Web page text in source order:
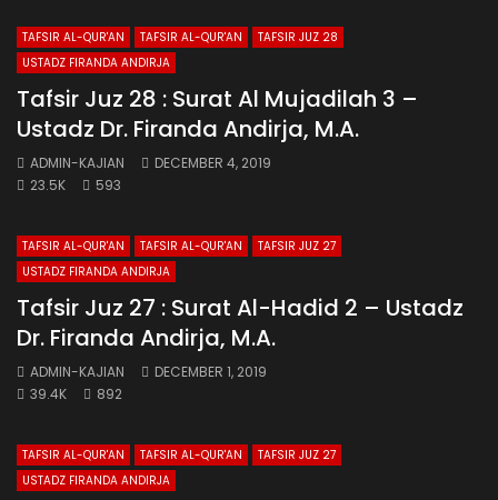
TAFSIR AL-QUR'AN TAFSIR AL-QUR'AN
TAFSIR JUZ 28
USTADZ FIRANDA ANDIRJA
Tafsir Juz 28 : Surat Al Mujadilah 3 –
Ustadz Dr. Firanda Andirja, M.A.
ADMIN-KAJIAN
DECEMBER 4, 2019
23.5K
593
TAFSIR AL-QUR'AN TAFSIR AL-QUR'AN
TAFSIR JUZ 27
USTADZ FIRANDA ANDIRJA
Tafsir Juz 27 : Surat Al-Hadid 2 – Ustadz
Dr. Firanda Andirja, M.A.
ADMIN-KAJIAN
DECEMBER 1, 2019
39.4K
892
TAFSIR AL-QUR'AN TAFSIR AL-QUR'AN
TAFSIR JUZ 27
USTADZ FIRANDA ANDIRJA